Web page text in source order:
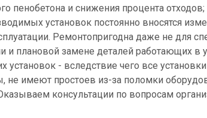
пенобетона и снижения процента
установок постоянно вносятся
Ремонтопригодна даже не для
и плановой замене деталей работающих
установок - вследствие чего все
не имеют простоев из-за поломки
консультации по вопросам